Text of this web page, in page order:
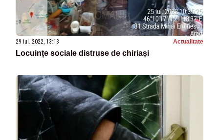
29 iul. 2022, 13:13 Actualitate
Locuințe sociale distruse de chiriași